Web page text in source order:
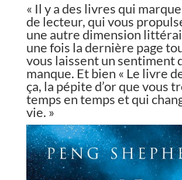
« Il y a des livres qui
de lecteur, qui vous
une autre dimension
une fois la dernière page
vous laissent un sentiment
manque. Et bien « Le livre
ça, la pépite d’or que vous
temps en temps et qui
vie. »